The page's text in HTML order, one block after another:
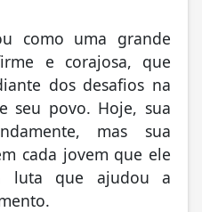
como uma grande
e corajosa, que
dos desafios na
seu povo. Hoje, sua
mas sua
cada jovem que ele
luta que ajudou a